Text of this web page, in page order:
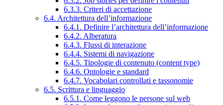
6.3.3. Criteri di accettazione
6.4. Architettura dell’informazione
6.4.1. Definire l’architettura dell’informazione
6.4.2. Alberatura
6.4.3. Flussi di interazione
6.4.4. Sistemi di navigazione
6.4.5. Tipologie di contenuto (content type)
6.4.6. Ontologie e standard
6.4.7. Vocabolari controllati e tassonomie
6.5. Scrittura e linguaggio
6.5.1. Come leggono le persone sul web